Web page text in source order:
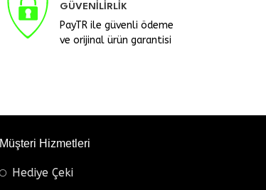
GÜVENİLİRLİK
PayTR ile güvenli ödeme
ve orijinal ürün garantisi
Müşteri Hizmetleri
Hediye Çeki